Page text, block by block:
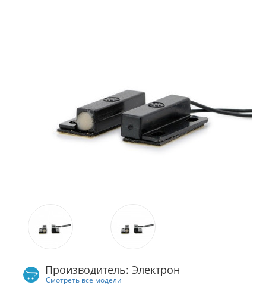
Производитель: Электрон
Смотреть все модели